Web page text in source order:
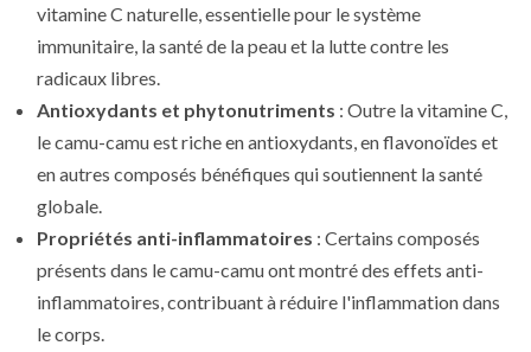
vitamine C naturelle, essentielle pour le système
immunitaire, la santé de la peau et la lutte contre les
radicaux libres.
Antioxydants et phytonutriments : Outre la vitamine C,
le camu-camu est riche en antioxydants, en flavonoïdes et
en autres composés bénéfiques qui soutiennent la santé
globale.
Propriétés anti-inflammatoires : Certains composés
présents dans le camu-camu ont montré des effets anti-
inflammatoires, contribuant à réduire l'inflammation dans
le corps.